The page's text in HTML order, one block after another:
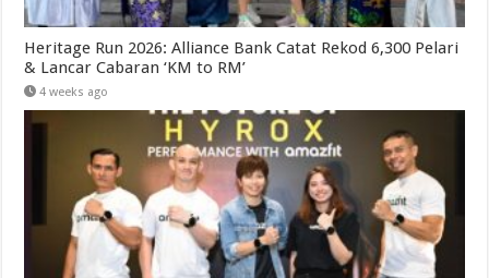
Heritage Run 2026: Alliance Bank Catat Rekod 6,300 Pelari
& Lancar Cabaran ‘KM to RM’
4 weeks ago